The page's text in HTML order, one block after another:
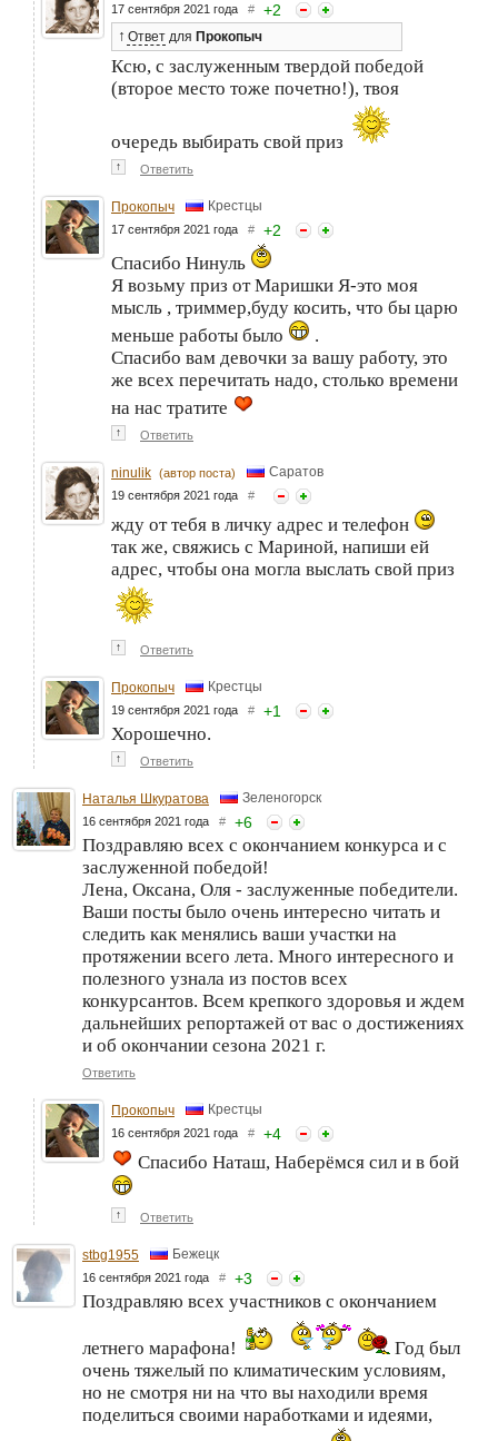
17 сентября 2021 года # +2
↑ Ответ для Прокопыч
Ксю, с заслуженным твердой победой
(второе место тоже почетно!), твоя
очередь выбирать свой приз
↑ Ответить
Прокопыч Крестцы
17 сентября 2021 года # +2
Спасибо Нинуль
Я возьму приз от Маришки Я-это моя
мысль , триммер,буду косить, что бы царю
меньше работы было
.
Спасибо вам девочки за вашу работу, это
же всех перечитать надо, столько времени
на нас тратите
↑ Ответить
ninulik (автор поста) Саратов
19 сентября 2021 года #
жду от тебя в личку адрес и телефон
так же, свяжись с Мариной, напиши ей
адрес, чтобы она могла выслать свой приз
↑ Ответить
Прокопыч Крестцы
19 сентября 2021 года # +1
Хорошечно.
↑ Ответить
Наталья Шкуратова Зеленогорск
16 сентября 2021 года # +6
Поздравляю всех с окончанием конкурса и с
заслуженной победой!
Лена, Оксана, Оля - заслуженные победители.
Ваши посты было очень интересно читать и
следить как менялись ваши участки на
протяжении всего лета. Много интересного и
полезного узнала из постов всех
конкурсантов. Всем крепкого здоровья и ждем
дальнейших репортажей от вас о достижениях
и об окончании сезона 2021 г.
Ответить
Прокопыч Крестцы
16 сентября 2021 года # +4
Спасибо Наташ, Наберёмся сил и в бой
↑ Ответить
stbg1955 Бежецк
16 сентября 2021 года # +3
Поздравляю всех участников с окончанием
летнего марафона!
Год был
очень тяжелый по климатическим условиям,
но не смотря ни на что вы находили время
поделиться своими наработками и идеями,